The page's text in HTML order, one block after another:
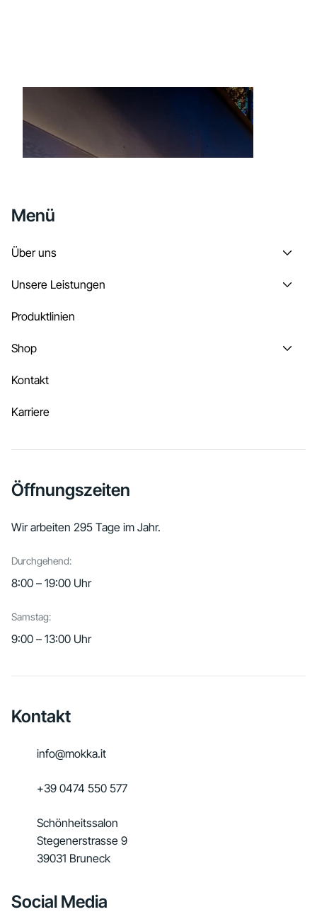
Menü
Über uns
Unsere Leistungen
Produktlinien
Shop
Kontakt
Karriere
Öffnungszeiten
Wir arbeiten 295 Tage im Jahr.
Durchgehend:
8:00 – 19:00 Uhr
Samstag:
9:00 – 13:00 Uhr
Kontakt
info@mokka.it
+39 0474 550 577
Schönheitssalon
Stegenerstrasse 9
39031 Bruneck
Social Media